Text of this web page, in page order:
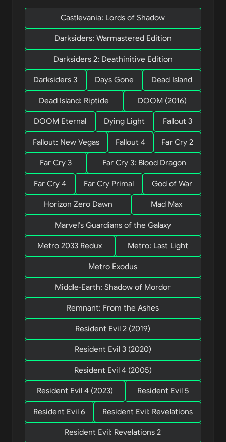
Castlevania: Lords of Shadow
Darksiders: Warmastered Edition
Darksiders 2: Deathinitive Edition
Darksiders 3 Days Gone Dead Island
Dead Island: Riptide DOOM (2016)
DOOM Eternal Dying Light Fallout 3
Fallout: New Vegas Fallout 4 Far Cry 2
Far Cry 3 Far Cry 3: Blood Dragon
Far Cry 4 Far Cry Primal God of War
Horizon Zero Dawn Mad Max
Marvel’s Guardians of the Galaxy
Metro 2033 Redux Metro: Last Light
Metro Exodus
Middle-Earth: Shadow of Mordor
Remnant: From the Ashes
Resident Evil 2 (2019)
Resident Evil 3 (2020)
Resident Evil 4 (2005)
Resident Evil 4 (2023) Resident Evil 5
Resident Evil 6 Resident Evil: Revelations
Resident Evil: Revelations 2